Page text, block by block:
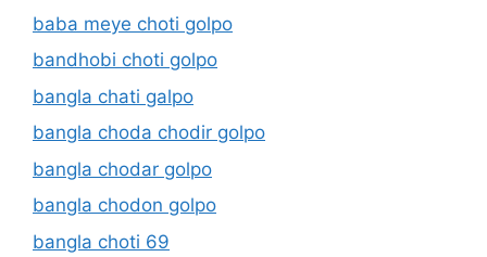
baba meye choti golpo
bandhobi choti golpo
bangla chati galpo
bangla choda chodir golpo
bangla chodar golpo
bangla chodon golpo
bangla choti 69